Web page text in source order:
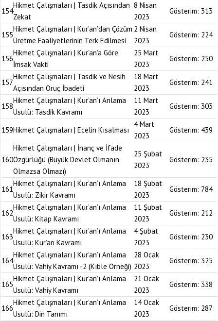
154
Hikmet Çalışmaları | Tasdik Açısından
Zekat
8 Nisan
2023
Gösterim: 313
155
Hikmet Çalışmaları | Kur’an’dan Çözüm
Üretme Faaliyetlerinin Terk Edilmesi
2 Nisan
2023
Gösterim: 224
156
Hikmet Çalışmaları | Kur’an’a Göre
İmsak Vakti
25 Mart
2023
Gösterim: 250
157
Hikmet Çalışmaları | Tasdik ve Nesih
Açısından Oruç İbadeti
18 Mart
2023
Gösterim: 241
158
Hikmet Çalışmaları | Kur’an’ı Anlama
Usulü: Tasdik Kavramı
11 Mart
2023
Gösterim: 303
159Hikmet Çalışmaları | Ecelin Kısalması
4 Mart
2023
Gösterim: 439
160
Hikmet Çalışmaları | İnanç ve İfade
Özgürlüğü (Büyük Devlet Olmanın
Olmazsa Olmazı)
25 Şubat
2023
Gösterim: 235
161
Hikmet Çalışmaları | Kur’an’ı Anlama
Usulü: Zikir Kavramı
18 Şubat
2023
Gösterim: 784
162
Hikmet Çalışmaları | Kur’an’ı Anlama
Usulü: Kitap Kavramı
11 Şubat
2023
Gösterim: 212
163
Hikmet Çalışmaları | Kur’an’ı Anlama
Usulü: Kur’an Kavramı
4 Şubat
2023
Gösterim: 230
164
Hikmet Çalışmaları | Kur’an’ı Anlama
Usulü: Vahiy Kavramı -2 (Kıble Örneği)
28 Ocak
2023
Gösterim: 325
165
Hikmet Çalışmaları | Kur’an’ı Anlama
Usulü: Vahiy Kavramı
21 Ocak
2023
Gösterim: 338
166
Hikmet Çalışmaları | Kur’an’ı Anlama
Usulü: Din Tanımı
14 Ocak
2023
Gösterim: 287